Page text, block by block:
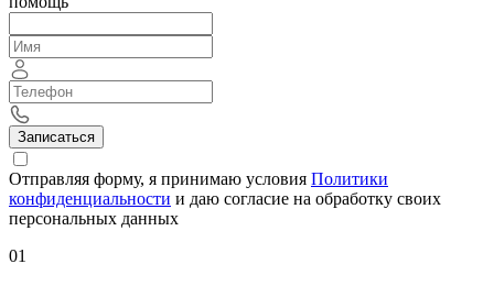
Записаться
Отправляя форму, я принимаю условия Политики
конфиденциальности и даю согласие на обработку своих
персональных данных
01